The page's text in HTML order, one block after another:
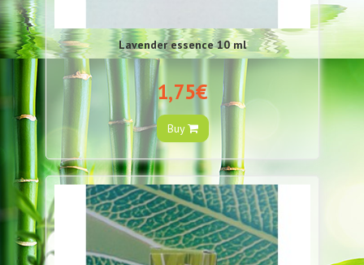
Lavender essence 10 ml
1,75€
Buy